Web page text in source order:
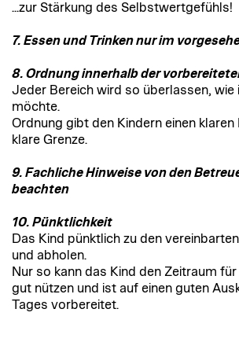
...zur Stärkung des Selbstwertgefühls!
7. Essen und Trinken nur im
8. Ordnung innerhalb der
Jeder Bereich wird so überlassen, wie
möchte.
Ordnung gibt den Kindern einen klaren
klare Grenze.
9. Fachliche Hinweise von den
beachten
10. Pünktlichkeit
Das Kind pünktlich zu den
und abholen.
Nur so kann das Kind den Zeitraum
gut nützen und ist auf einen guten
Tages vorbereitet.